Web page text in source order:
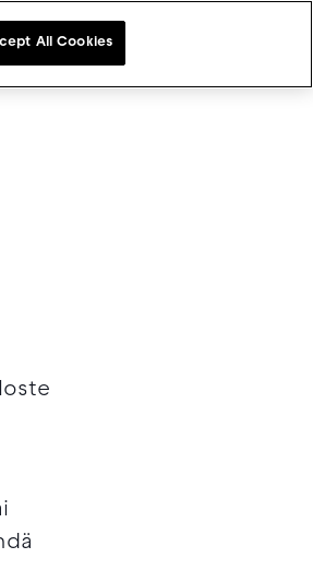
All Cookies